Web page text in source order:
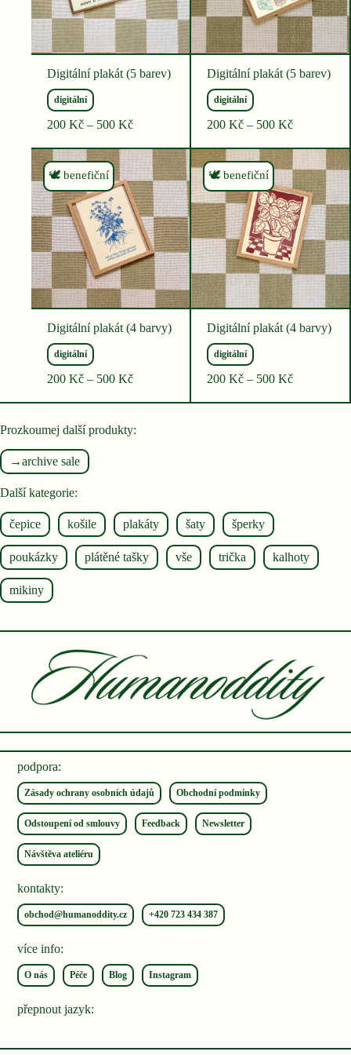
Digitální plakát (5 barev)
digitální
200 Kč – 500 KčRozpětí
200 Kč
až
500 Kč
Digitální plakát (5 barev)
digitální
200 Kč – 500 KčRozpětí
200 Kč
až
500 Kč
Digitální plakát (4 barvy)
digitální
🕊 benefiční
200 Kč – 500 KčRozpětí
200 Kč
500 Kč
Digitální plakát (4 barvy)
digitální
🕊 benefiční
200 Kč – 500 KčRozpětí
200 Kč
Prozkoumej další produkty:
→archive sale
Další kategorie:
čepice košile plakáty šaty šperky
poukázky plátěné tašky vše trička kalhoty
mikiny
podpora:
Zásady ochrany osobních údajů Obchodní podmínky
Odstoupení od smlouvy Feedback Newsletter
Návštěva ateliéru
kontakty:
obchod@humanoddity.cz +420 ‭723 434 387‬
více info:
O nás Péče Blog Instagram
přepnout jazyk: